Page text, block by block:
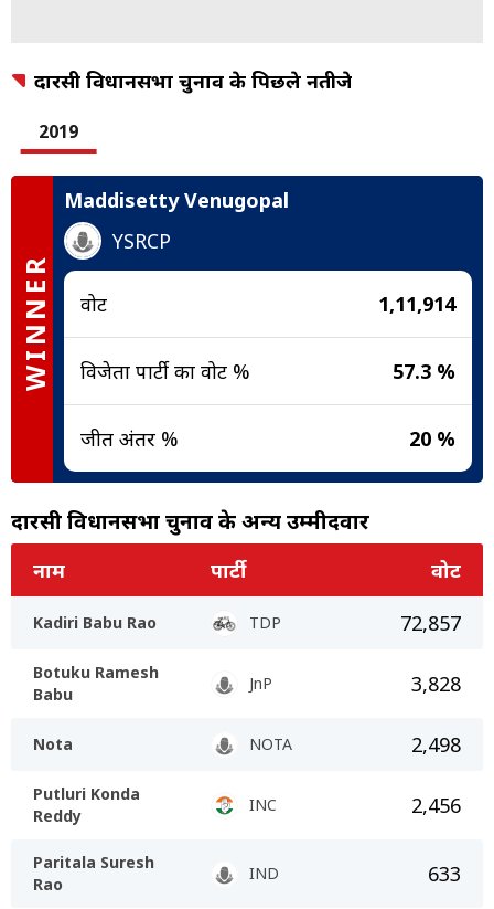
दारसी विधानसभा चुनाव के पिछले नतीजे
2019
WINNER
Maddisetty Venugopal
YSRCP
वोट 1,11,914
विजेता पार्टी का वोट % 57.3 %
जीत अंतर % 20 %
दारसी विधानसभा चुनाव के अन्य उम्मीदवार
नाम पार्टी वोट
Kadiri Babu Rao TDP 72,857
Botuku Ramesh
Babu
JnP 3,828
Nota NOTA 2,498
Putluri Konda
Reddy
INC 2,456
Paritala Suresh
Rao
IND 633